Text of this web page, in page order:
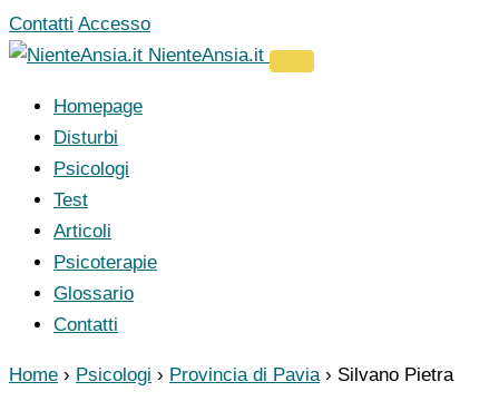
Vai
al
Contatti Accesso
NienteAnsia.it
Homepage
Disturbi
Psicologi
Test
Articoli
Psicoterapie
Glossario
Contatti
Home › Psicologi › Provincia di Pavia › Silvano Pietra